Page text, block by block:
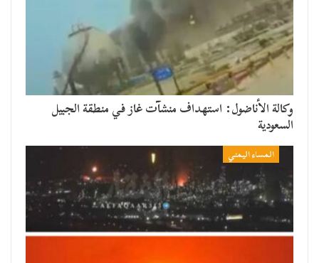
وكالة الأناضول: استهداف منشآت غاز في منطقة الجبيل
السعودية
المساء اليمني